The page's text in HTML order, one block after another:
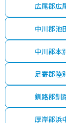
広尾郡広
中川郡池
中川郡本
足寄郡陸
釧路郡釧
厚岸郡浜